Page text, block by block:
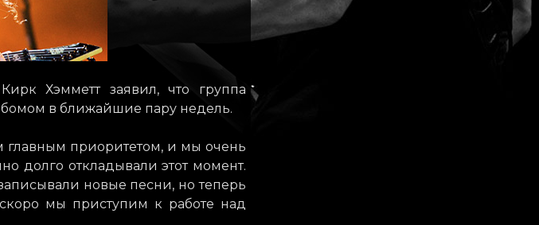
Хэмметт заявил, что группа
в ближайшие пару недель.
главным приоритетом, и мы очень
долго откладывали этот момент.
новые песни, но теперь
мы приступим к работе над